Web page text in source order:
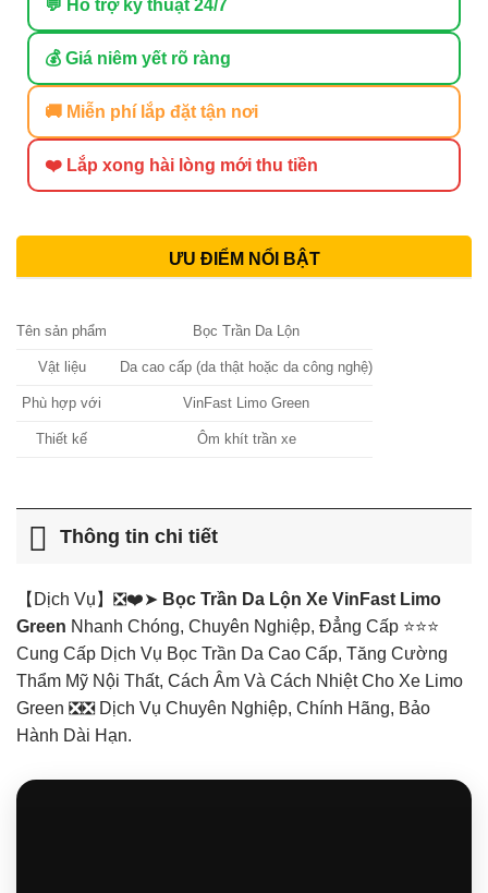
💬 Hỗ trợ kỹ thuật 24/7
💰 Giá niêm yết rõ ràng
🚚 Miễn phí lắp đặt tận nơi
❤️ Lắp xong hài lòng mới thu tiền
ƯU ĐIỂM NỔI BẬT
Tên sản phẩm Bọc Trần Da Lộn
Vật liệu Da cao cấp (da thật hoặc da công nghệ)
Phù hợp với VinFast Limo Green
Thiết kế Ôm khít trần xe
Thông tin chi tiết
【Dịch Vụ】❎❤️➤ Bọc Trần Da Lộn Xe VinFast Limo
Green Nhanh Chóng, Chuyên Nghiệp, Đẳng Cấp ⭐⭐⭐
Cung Cấp Dịch Vụ Bọc Trần Da Cao Cấp, Tăng Cường
Thẩm Mỹ Nội Thất, Cách Âm Và Cách Nhiệt Cho Xe Limo
Green ❎❎ Dịch Vụ Chuyên Nghiệp, Chính Hãng, Bảo
Hành Dài Hạn.